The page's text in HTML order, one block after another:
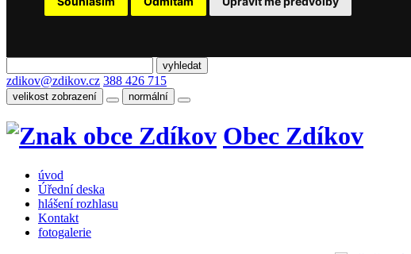
zdikov@zdikov.cz 388 426 715
velikost zobrazení normální
Obec Zdíkov
úvod
Úřední deska
hlášení rozhlasu
Kontakt
fotogalerie